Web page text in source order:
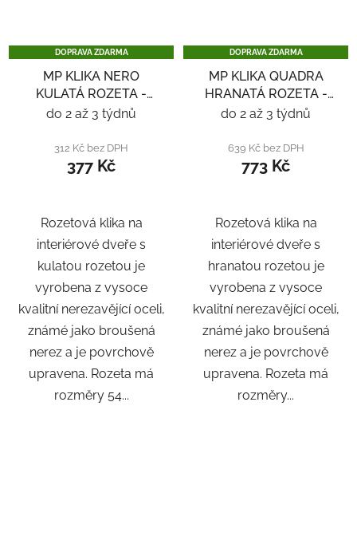
DOPRAVA ZDARMA
MP KLIKA NERO
KULATÁ ROZETA -
NEREZ
do 2 až 3 týdnů
312 Kč bez DPH
377 Kč
Rozetová klika na
interiérové ​​dveře s
kulatou rozetou je
vyrobena z vysoce
kvalitní nerezavějící oceli,
známé jako broušená
nerez a je povrchově
upravena. Rozeta má
rozměry 54...
DOPRAVA ZDARMA
MP KLIKA QUADRA
HRANATÁ ROZETA -
NEREZ
do 2 až 3 týdnů
639 Kč bez DPH
773 Kč
Rozetová klika na
interiérové ​​dveře s
hranatou rozetou je
vyrobena z vysoce
kvalitní nerezavějící oceli,
známé jako broušená
nerez a je povrchově
upravena. Rozeta má
rozměry...